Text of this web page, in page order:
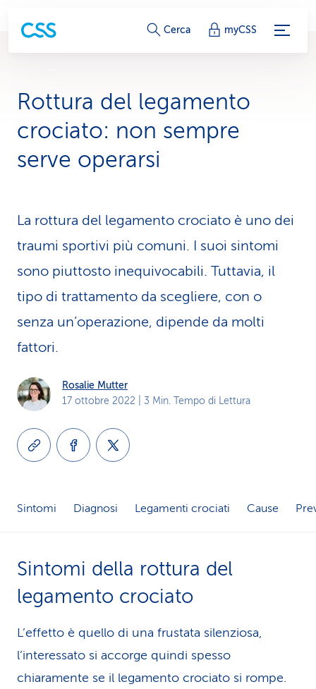
c
e
g
m
e
n
i
v
Cerca myCSS
Rottura del legamento
crociato: non sempre
serve operarsi
La rottura del legamento crociato è uno dei
traumi sportivi più comuni. I suoi sintomi
sono piuttosto inequivocabili. Tuttavia, il
tipo di trattamento da scegliere, con o
senza un’operazione, dipende da molti
fattori.
Rosalie Mutter
17 ottobre 2022 | 3 Min. Tempo di Lettura
Sintomi Diagnosi Legamenti crociati Cause
Sintomi della rottura del
legamento crociato
L’effetto è quello di una frustata silenziosa,
l’interessato si accorge quindi spesso
chiaramente se il legamento crociato si rompe.